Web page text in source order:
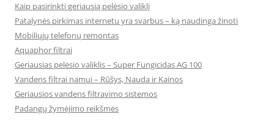
Kaip pasirinkti geriausią pelėsio valiklį
Patalynės pirkimas internetu yra svarbus – ką naudinga žinoti
Mobiliųjų telefonų remontas
Aquaphor filtrai
Geriausias pelėsio valiklis – Super Fungicidas AG 100
Vandens filtrai namui – Rūšys, Nauda ir Kainos
Geriausios vandens filtravimo sistemos
Padangų žymėjimo reikšmės